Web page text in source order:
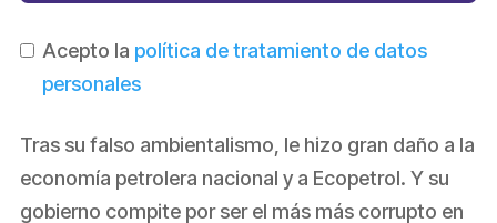
Acepto la política de tratamiento de datos
personales
Tras su falso ambientalismo, le hizo gran daño a la
economía petrolera nacional y a Ecopetrol. Y su
gobierno compite por ser el más más corrupto en